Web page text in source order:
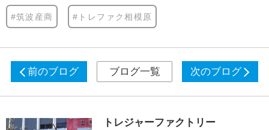
#筑波産商 #トレファク相模原
前のブログ ブログ一覧 次のブログ
トレジャーファクトリー